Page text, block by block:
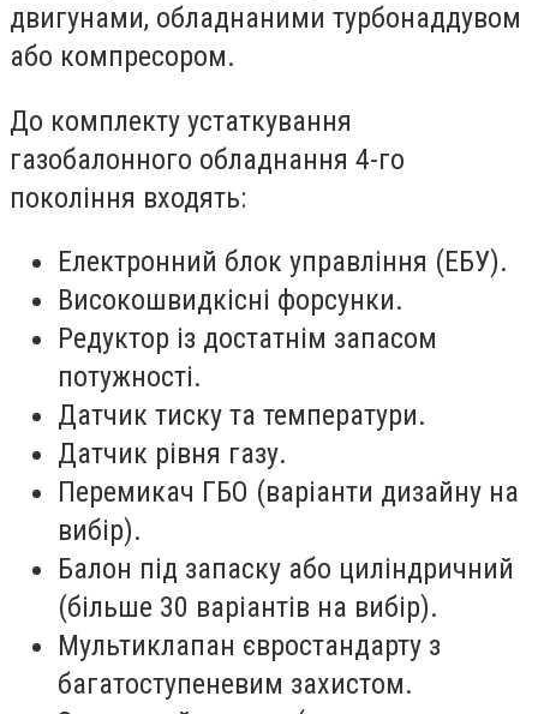
двигунами, обладнаними турбонаддувом
або компресором.
До комплекту устаткування
газобалонного обладнання 4-го
покоління входять:
Електронний блок управління (ЕБУ).
Високошвидкісні форсунки.
Редуктор із достатнім запасом
потужності.
Датчик тиску та температури.
Датчик рівня газу.
Перемикач ГБО (варіанти дизайну на
вибір).
Балон під запаску або циліндричний
(більше 30 варіантів на вибір).
Мультиклапан євростандарту з
багатоступеневим захистом.